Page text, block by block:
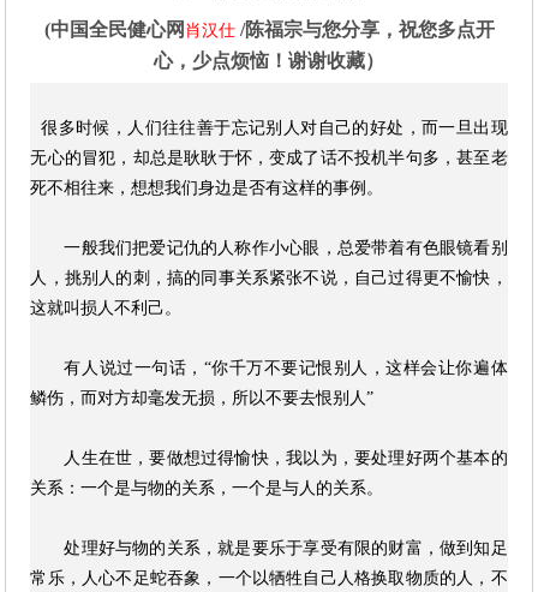
这
三
(中国全民健心网 肖汉仕 /陈福宗与您分享，祝您多点开
心，少点烦恼！谢谢收藏）
很多时候，人们往往善于忘记别人对自己的好处，而一旦出现
无心的冒犯，却总是耿耿于怀，变成了话不投机半句多，甚至老
死不相往来，想想我们身边是否有这样的事例。
一般我们把爱记仇的人称作小心眼，总爱带着有色眼镜看别
人，挑别人的刺，搞的同事关系紧张不说，自己过得更不愉快，
这就叫损人不利己。
有人说过一句话，“你千万不要记恨别人，这样会让你遍体
鳞伤，而对方却毫发无损，所以不要去恨别人”
人生在世，要做想过得愉快，我以为，要处理好两个基本的
关系：一个是与物的关系，一个是与人的关系。
处理好与物的关系，就是要乐于享受有限的财富，做到知足
常乐，人心不足蛇吞象，一个以牺牲自己人格换取物质的人，不